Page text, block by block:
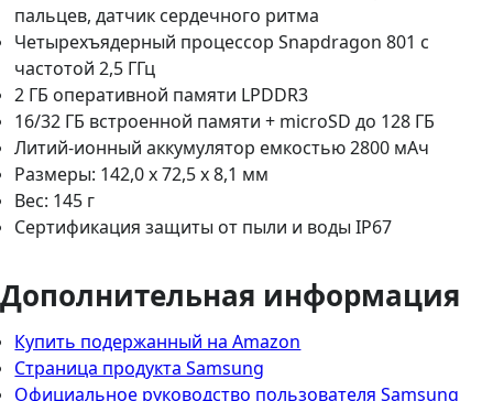
пальцев, датчик сердечного ритма
Четырехъядерный процессор Snapdragon 801 с
частотой 2,5 ГГц
2 ГБ оперативной памяти LPDDR3
16/32 ГБ встроенной памяти + microSD до 128 ГБ
Литий-ионный аккумулятор емкостью 2800 мАч
Размеры: 142,0 x 72,5 x 8,1 мм
Вес: 145 г
Сертификация защиты от пыли и воды IP67
Дополнительная информация
Купить подержанный на Amazon
Страница продукта Samsung
Официальное руководство пользователя Samsung